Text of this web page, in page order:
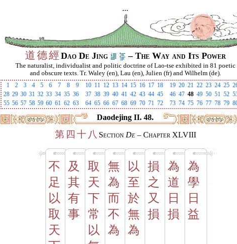
...
道 德經 Dao De Jing – The Way and Its Power
The naturalist, individualist and politic doctrine of Lao-tse exhibited in 81 poetic
and obscure texts. Tr. Waley (en), Lau (en), Julien (fr) and Wilhelm (de).
1
2 3 4 5 6 7 8 9 10 11 12 13 14 15 16 17 18 19 20 21 22 23 24 25
28 29 30 31 32 33 34 35 36 37 38 39 40 41 42 43 44 45 46 47 48 49 50 51 52
55 56 57 58 59 60 61 62 63 64 65 66 67 68 69 70 71 72 73 74 75 76 77 78 79
Daodejing II. 48.
第 四 十 八 Section De– Chapter XLVIII
不
足
以
取
天
及
其
有
事
取
天
下
常
以
無
為
而
不
為
以
至
於
無
為
損
之
又
損
為
道
日
損
為
學
日
益